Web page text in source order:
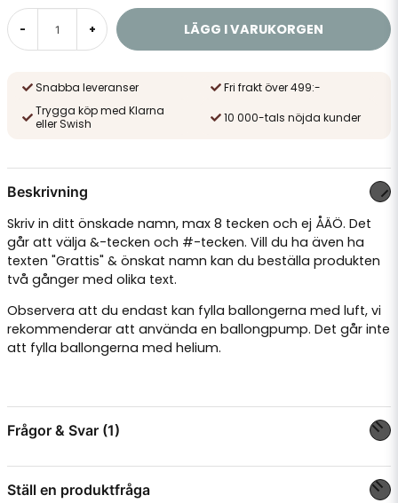
- + LÄGG I VARUKORGEN
Snabba leveranser
Fri frakt över 499:-
Trygga köp med Klarna
eller Swish
10 000-tals nöjda kunder
Beskrivning
Skriv in ditt önskade namn, max 8 tecken och ej ÅÄÖ. Det
går att välja &-tecken och #-tecken. Vill du ha även ha
texten "Grattis" & önskat namn kan du beställa produkten
två gånger med olika text.
Observera att du endast kan fylla ballongerna med luft, vi
rekommenderar att använda en ballongpump. Det går inte
att fylla ballongerna med helium.
Frågor & Svar (1)
nicolinasandin frågade
Ställ en produktfråga